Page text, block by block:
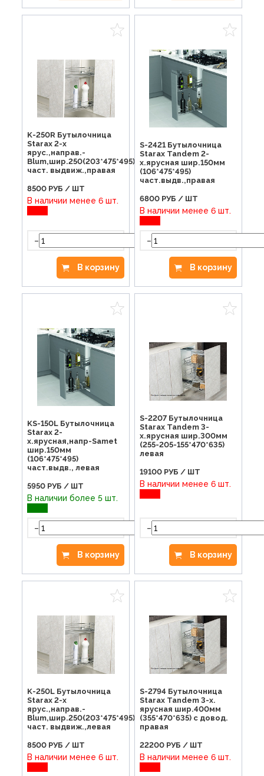
K-250R Бутылочница
Starax 2-х
ярус.,направ.-
Blum,шир.250(203*475*495)
част. выдвиж.,правая
8500 РУБ / ШТ
В наличии менее 6 шт.
-
В корзину
S-2421 Бутылочница
Starax Tandem 2-
х.ярусная шир.150мм
(106*475*495)
част.выдв.,правая
6800 РУБ / ШТ
В наличии менее 6 шт.
-
В корзину
KS-150L Бутылочница
Starax 2-
х.ярусная,напр-Samet
шир.150мм
(106*475*495)
част.выдв., левая
5950 РУБ / ШТ
В наличии более 5 шт.
-
В корзину
S-2207 Бутылочница
Starax Tandem 3-
х.ярусная шир.300мм
(255-205-155*470*635)
левая
19100 РУБ / ШТ
В наличии менее 6 шт.
-
В корзину
K-250L Бутылочница
Starax 2-х
ярус.,направ.-
Blum,шир.250(203*475*495)
част. выдвиж.,левая
8500 РУБ / ШТ
В наличии менее 6 шт.
S-2794 Бутылочница
Starax Tandem 3-х.
ярусная шир.400мм
(355*470*635) c довод.
правая
22200 РУБ / ШТ
В наличии менее 6 шт.